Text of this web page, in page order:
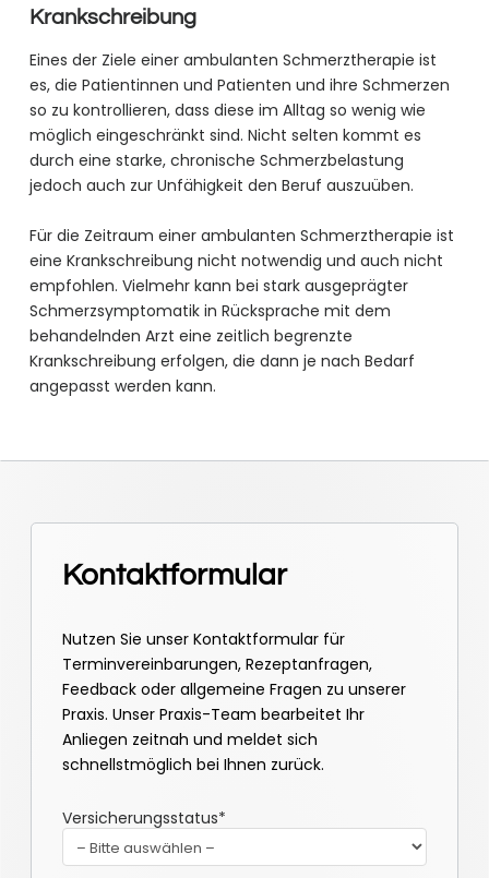
Krankschreibung
Eines der Ziele einer ambulanten Schmerztherapie ist
es, die Patientinnen und Patienten und ihre Schmerzen
so zu kontrollieren, dass diese im Alltag so wenig wie
möglich eingeschränkt sind. Nicht selten kommt es
durch eine starke, chronische Schmerzbelastung
jedoch auch zur Unfähigkeit den Beruf auszuüben.
Für die Zeitraum einer ambulanten Schmerztherapie ist
eine Krankschreibung nicht notwendig und auch nicht
empfohlen. Vielmehr kann bei stark ausgeprägter
Schmerzsymptomatik in Rücksprache mit dem
behandelnden Arzt eine zeitlich begrenzte
Krankschreibung erfolgen, die dann je nach Bedarf
angepasst werden kann.
Kontaktformular
Nutzen Sie unser Kontaktformular für
Terminvereinbarungen, Rezeptanfragen,
Feedback oder allgemeine Fragen zu unserer
Praxis. Unser Praxis-Team bearbeitet Ihr
Anliegen zeitnah und meldet sich
schnellstmöglich bei Ihnen zurück.
Versicherungsstatus*